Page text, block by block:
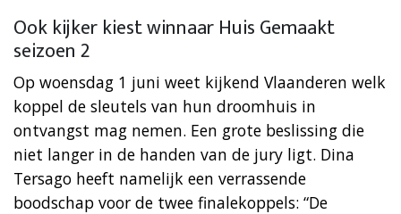
Ook kijker kiest winnaar Huis Gemaakt
seizoen 2
Op woensdag 1 juni weet kijkend Vlaanderen welk
koppel de sleutels van hun droomhuis in
ontvangst mag nemen. Een grote beslissing die
niet langer in de handen van de jury ligt. Dina
Tersago heeft namelijk een verrassende
boodschap voor de twee finalekoppels: “De